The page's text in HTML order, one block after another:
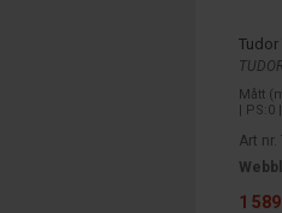
Tudor
Mått
| PS:0
Art nr.
1